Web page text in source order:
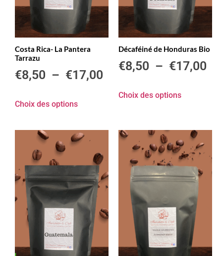
Costa Rica- La Pantera
Tarrazu
€8,50 – €17,00
Choix des options
Décaféiné de Honduras Bio
€8,50 – €17,00
Choix des options